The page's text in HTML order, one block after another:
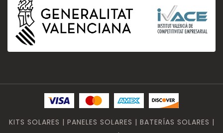
KITS SOLARES | PANELES SOLARES | BATERÍAS SOLARES |